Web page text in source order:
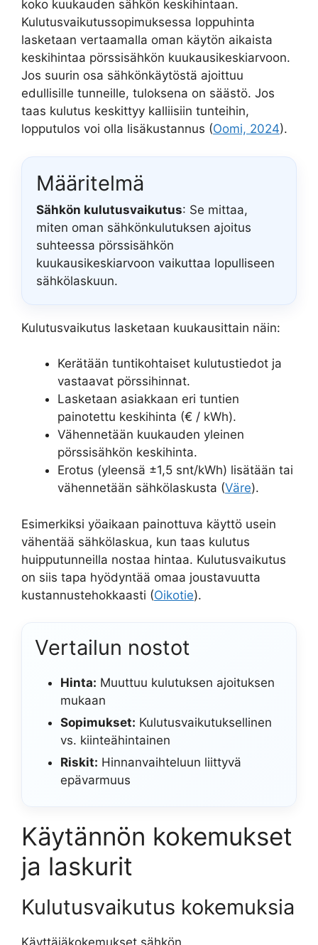
koko kuukauden sähkön keskihintaan.
Kulutusvaikutussopimuksessa loppuhinta
lasketaan vertaamalla oman käytön aikaista
keskihintaa pörssisähkön kuukausikeskiarvoon.
Jos suurin osa sähkönkäytöstä ajoittuu
edullisille tunneille, tuloksena on säästö. Jos
taas kulutus keskittyy kalliisiin tunteihin,
lopputulos voi olla lisäkustannus (Oomi, 2024).
Määritelmä
Sähkön kulutusvaikutus: Se mittaa,
miten oman sähkönkulutuksen ajoitus
suhteessa pörssisähkön
kuukausikeskiarvoon vaikuttaa lopulliseen
sähkölaskuun.
Kulutusvaikutus lasketaan kuukausittain näin:
Kerätään tuntikohtaiset kulutustiedot ja
vastaavat pörssihinnat.
Lasketaan asiakkaan eri tuntien
painotettu keskihinta (€ / kWh).
Vähennetään kuukauden yleinen
pörssisähkön keskihinta.
Erotus (yleensä ±1,5 snt/kWh) lisätään tai
vähennetään sähkölaskusta (Väre).
Esimerkiksi yöaikaan painottuva käyttö usein
vähentää sähkölaskua, kun taas kulutus
huipputunneilla nostaa hintaa. Kulutusvaikutus
on siis tapa hyödyntää omaa joustavuutta
kustannustehokkaasti (Oikotie).
Vertailun nostot
Hinta: Muuttuu kulutuksen ajoituksen
mukaan
Sopimukset: Kulutusvaikutuksellinen
vs. kiinteähintainen
Riskit: Hinnanvaihteluun liittyvä
epävarmuus
Käytännön kokemukset
ja laskurit
Kulutusvaikutus kokemuksia
Käyttäjäkokemukset sähkön